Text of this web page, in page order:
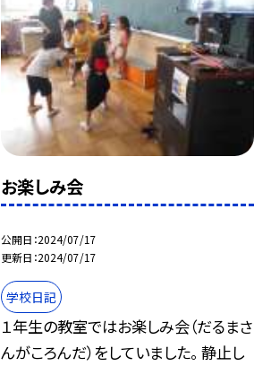
お楽しみ会
公開日 2024/07/17
更新日 2024/07/17
学校日記
１年生の教室ではお楽しみ会（だるまさ
んがころんだ）をしていました。 静止し